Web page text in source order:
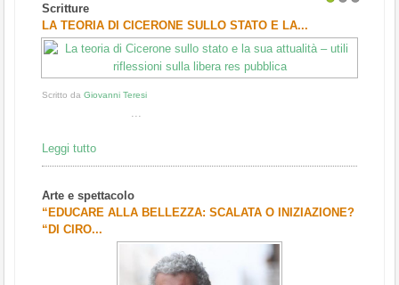
Scritture
LA TEORIA DI CICERONE SULLO STATO E LA...
Scritto da Giovanni Teresi
...
Leggi tutto
Arte e spettacolo
“EDUCARE ALLA BELLEZZA: SCALATA O INIZIAZIONE?
“DI CIRO...